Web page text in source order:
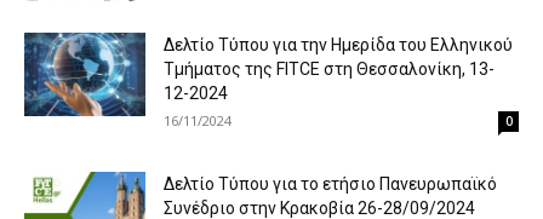
Δελτίο Τύπου για την Ημερίδα του Ελληνικού
Τμήματος της FITCE στη Θεσσαλονίκη, 13-
12-2024
16/11/2024 0
Δελτίο Τύπου για τo ετήσιο Πανευρωπαϊκό
Συνέδριο στην Κρακοβία 26-28/09/2024